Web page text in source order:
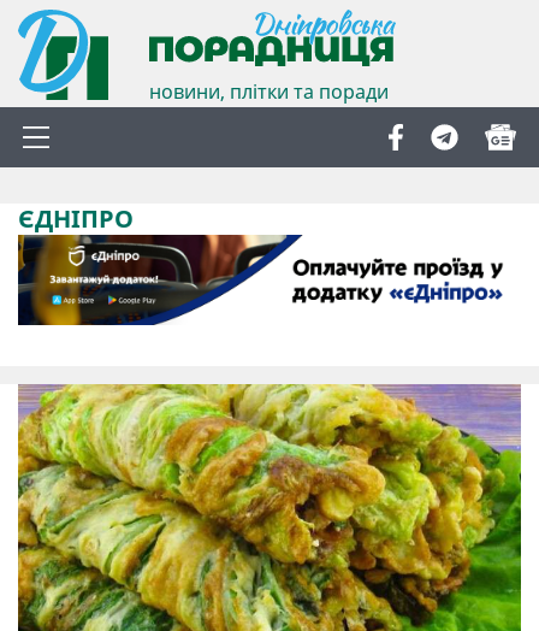
новини, плітки та поради
ЄДНІПРО